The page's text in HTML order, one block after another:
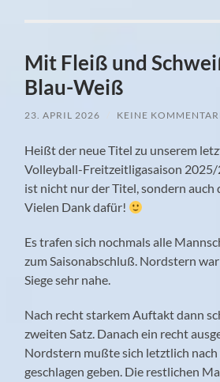
Mit Fleiß und
Blau-Weiß
23. APRIL 2026 KEINE
Heißt der neue Titel zu unserem
Volleyball-Freitzeitligasaison 2025/
ist nicht nur der Titel, sondern auch
Vielen Dank dafür!
Es trafen sich nochmals alle
zum Saisonabschluß. Nordstern
Siege sehr nahe.
Nach recht starkem Auftakt dann
zweiten Satz. Danach ein recht
Nordstern mußte sich letztlich nach
geschlagen geben. Die restlichen